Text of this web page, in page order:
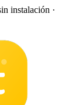
instalación ·